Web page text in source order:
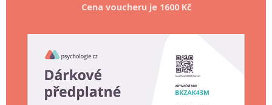
Cena voucheru je 1600 Kč